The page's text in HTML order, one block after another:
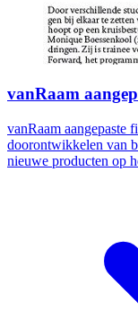
vanRaam
vanRaam aangepaste
doorontwikkelen van
nieuwe producten op